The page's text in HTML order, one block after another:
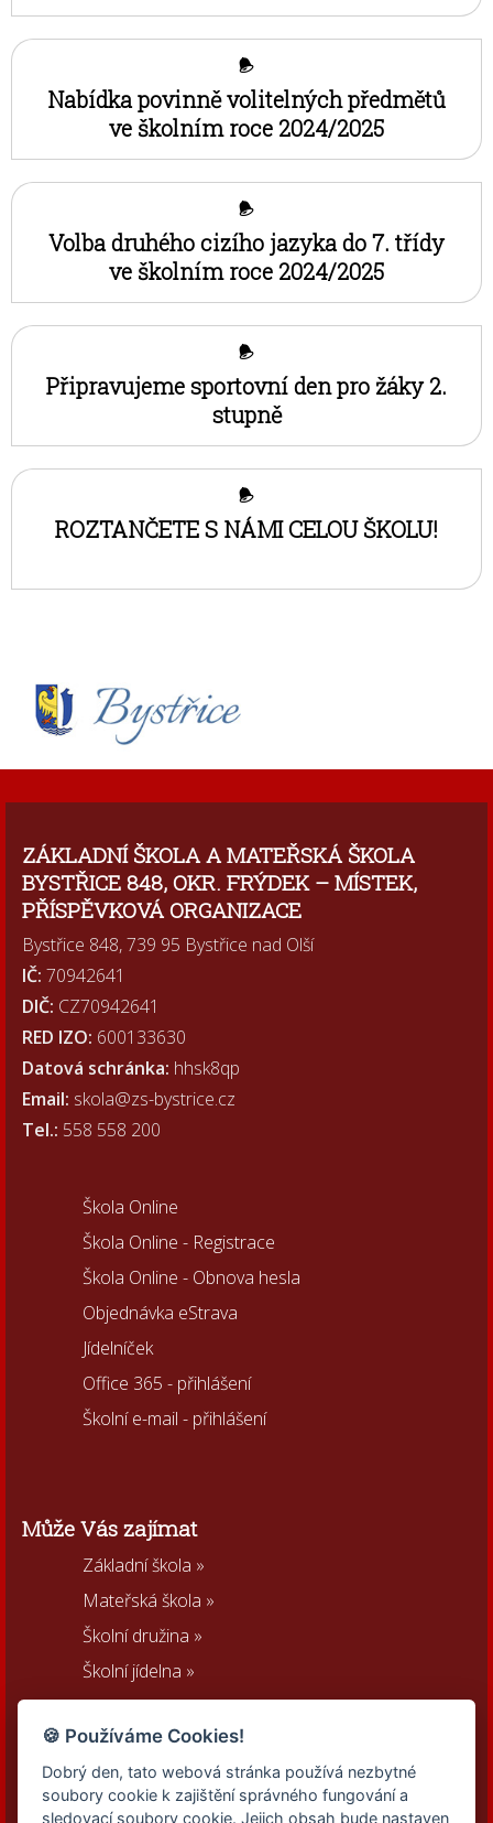
Nabídka povinně volitelných předmětů
ve školním roce 2024/2025
Volba druhého cizího jazyka do 7. třídy
ve školním roce 2024/2025
Připravujeme sportovní den pro žáky 2.
stupně
ROZTANČETE S NÁMI CELOU ŠKOLU!
ZÁKLADNÍ ŠKOLA A MATEŘSKÁ ŠKOLA
BYSTŘICE 848, OKR. FRÝDEK – MÍSTEK,
PŘÍSPĚVKOVÁ ORGANIZACE
Bystřice 848, 739 95 Bystřice nad Olší
IČ: 70942641
DIČ: CZ70942641
RED IZO: 600133630
Datová schránka: hhsk8qp
Email: skola@zs-bystrice.cz
Tel.: 558 558 200
Škola Online
Škola Online - Registrace
Škola Online - Obnova hesla
Objednávka eStrava
Jídelníček
Office 365 - přihlášení
Školní e-mail - přihlášení
Může Vás zajímat
Základní škola »
Mateřská škola »
Školní družina »
Školní jídelna »
Sportovní areál »
Spolek rodičů »
Kontakty
🍪 Používáme Cookies!
Dobrý den, tato webová stránka používá nezbytné
soubory cookie k zajištění správného fungování a
sledovací soubory cookie. Jejich obsah bude nastaven